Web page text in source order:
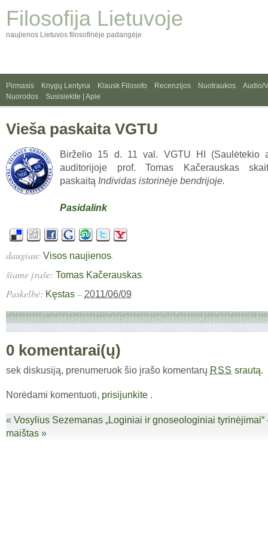
Filosofija Lietuvoje
naujienos Lietuvos filosofinėje padangėje
Pirmasis Knygų Lentyna Klausk Filosofo Recenzijos Nuotraukos
Audio/
Nuorodos
Susisiekite | Apie
Vieša paskaita VGTU
Birželio 15 d. 11 val. VGTU HI (Saulėtekio
auditorijoje prof. Tomas Kačerauskas
paskaitą Individas istorinėje bendrijoje.
Pasidalink
daugiau: Visos naujienos.
šiame įraše: Tomas Kačerauskas.
Paskelbė: Kęstas – 2011/06/09
0 komentarai(ų)
sek diskusiją, prenumeruok šio įrašo komentarų RSS srautą.
Norėdami komentuoti, prisijunkite .
« Vosylius Sezemanas „Loginiai ir gnoseologiniai tyrinėjimai“
maištas »